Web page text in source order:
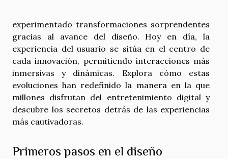
experimentado transformaciones sorprendentes
gracias al avance del diseño. Hoy en día, la
experiencia del usuario se sitúa en el centro de
cada innovación, permitiendo interacciones más
inmersivas y dinámicas. Explora cómo estas
evoluciones han redefinido la manera en la que
millones disfrutan del entretenimiento digital y
descubre los secretos detrás de las experiencias
más cautivadoras.
Primeros pasos en el diseño